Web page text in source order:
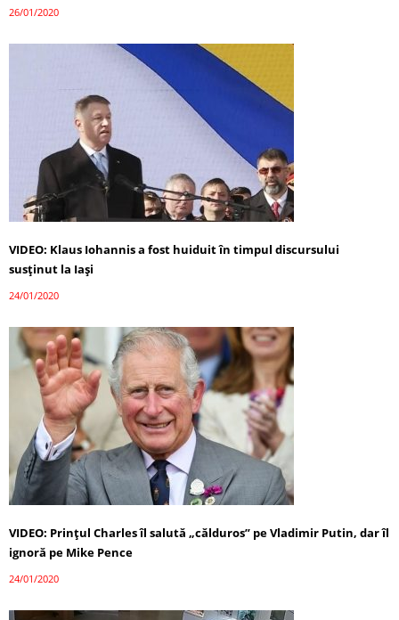
26/01/2020
VIDEO: Klaus Iohannis a fost huiduit în timpul discursului
susținut la Iași
24/01/2020
VIDEO: Prinţul Charles îl salută „călduros” pe Vladimir Putin, dar îl
ignoră pe Mike Pence
24/01/2020